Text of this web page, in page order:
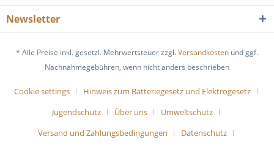
Newsletter
* Alle Preise inkl. gesetzl. Mehrwertsteuer zzgl.Versandkosten und ggf.
Nachnahmegebühren, wenn nicht anders beschrieben
Cookie settings
Hinweis zum Batteriegesetz und Elektrogesetz
Jugendschutz
Über uns
Umweltschutz
Versand und Zahlungsbedingungen
Datenschutz